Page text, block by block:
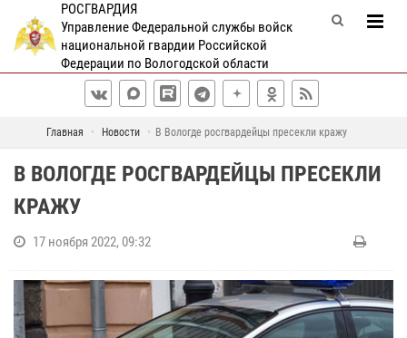
РОСГВАРДИЯ
Управление Федеральной службы войск
национальной гвардии Российской
Федерации по Вологодской области
Главная Новости В Вологде росгвардейцы пресекли кражу
В ВОЛОГДЕ РОСГВАРДЕЙЦЫ ПРЕСЕКЛИ
КРАЖУ
17 ноября 2022, 09:32